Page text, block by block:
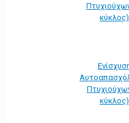
κύκλος)
κύκλος)